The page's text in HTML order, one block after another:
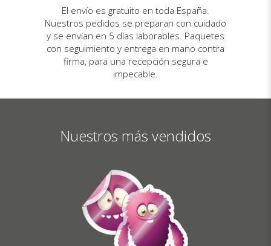
El envío es gratuito en toda España.
Nuestros pedidos se preparan con cuidado
y se envían en 5 días laborables. Paquetes
con seguimiento y entrega en mano contra
firma, para una recepción segura e
impecable.
Nuestros más vendidos